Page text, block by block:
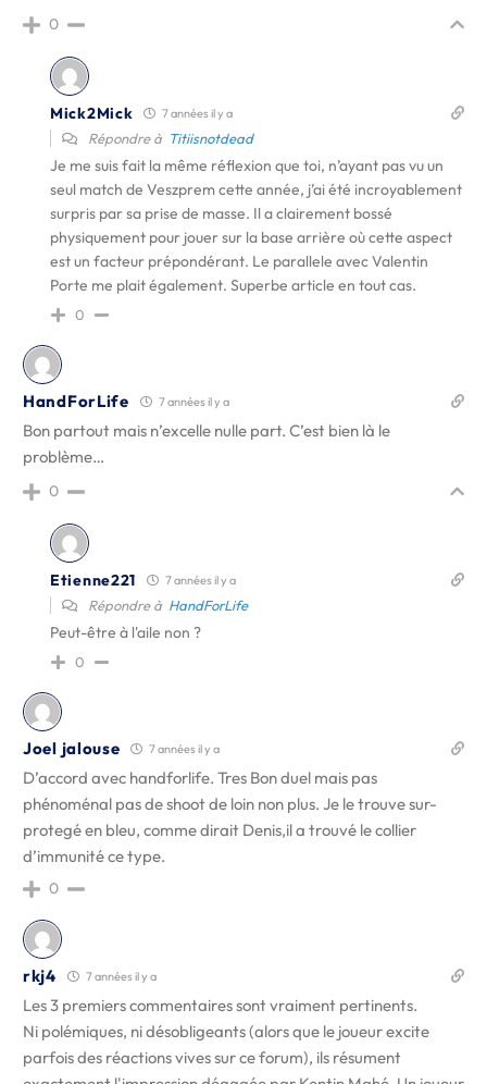
0
Mick2Mick 7 années il y a
Répondre à Titiisnotdead
Je me suis fait la même réflexion que toi, n’ayant pas vu un
seul match de Veszprem cette année, j’ai été incroyablement
surpris par sa prise de masse. Il a clairement bossé
physiquement pour jouer sur la base arrière où cette aspect
est un facteur prépondérant. Le parallele avec Valentin
Porte me plait également. Superbe article en tout cas.
0
HandForLife 7 années il y a
Bon partout mais n’excelle nulle part. C’est bien là le
problème…
0
Etienne221 7 années il y a
Répondre à HandForLife
Peut-être à l'aile non ?
0
Joel jalouse 7 années il y a
D’accord avec handforlife. Tres Bon duel mais pas
phénoménal pas de shoot de loin non plus. Je le trouve sur-
protegé en bleu, comme dirait Denis,il a trouvé le collier
d’immunité ce type.
0
rkj4 7 années il y a
Les 3 premiers commentaires sont vraiment pertinents.
Ni polémiques, ni désobligeants (alors que le joueur excite
parfois des réactions vives sur ce forum), ils résument